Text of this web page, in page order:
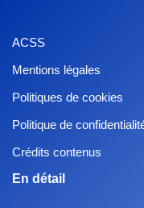
ACSS
Mentions légales
Politiques de cookies
Politique de
Crédits contenus
En détail